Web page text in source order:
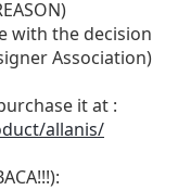
with the decision
Association)
it at :
allanis/